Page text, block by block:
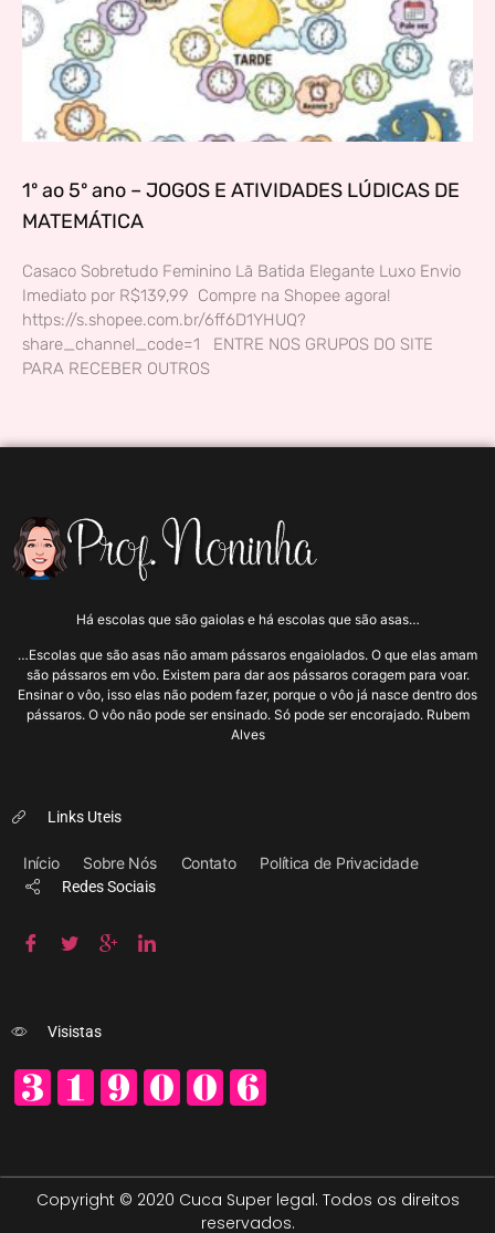
1º ao 5º ano – JOGOS E ATIVIDADES LÚDICAS DE
MATEMÁTICA
Casaco Sobretudo Feminino Lã Batida Elegante Luxo Envio
Imediato por R$139,99 Compre na Shopee agora!
https://s.shopee.com.br/6ff6D1YHUQ?
share_channel_code=1 ENTRE NOS GRUPOS DO SITE
PARA RECEBER OUTROS
Há escolas que são gaiolas e há escolas que são asas…
…Escolas que são asas não amam pássaros engaiolados. O que elas amam
são pássaros em vôo. Existem para dar aos pássaros coragem para voar.
Ensinar o vôo, isso elas não podem fazer, porque o vôo já nasce dentro dos
pássaros. O vôo não pode ser ensinado. Só pode ser encorajado. Rubem
Alves
Links Uteis
Início Sobre Nós Contato Política de Privacidade
Redes Sociais
Visistas
Copyright © 2020 Cuca Super legal. Todos os direitos
reservados.